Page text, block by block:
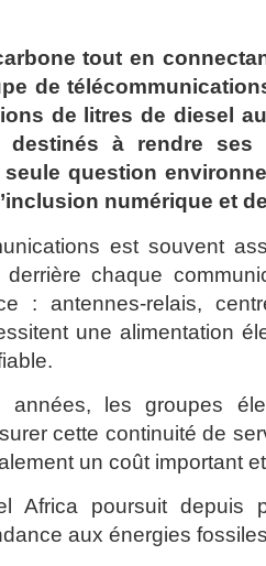
tout en
de
de litres de diesel
destinés à rendre
question
numérique et
est souvent
derrière chaque
: antennes-relais,
une alimentation
années, les groupes
cette continuité de
un coût important
Africa poursuit depuis
aux énergies